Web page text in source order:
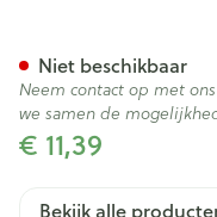
€ 11,39
Niet beschikbaar
Neem contact op met
we samen de
Bekijk alle